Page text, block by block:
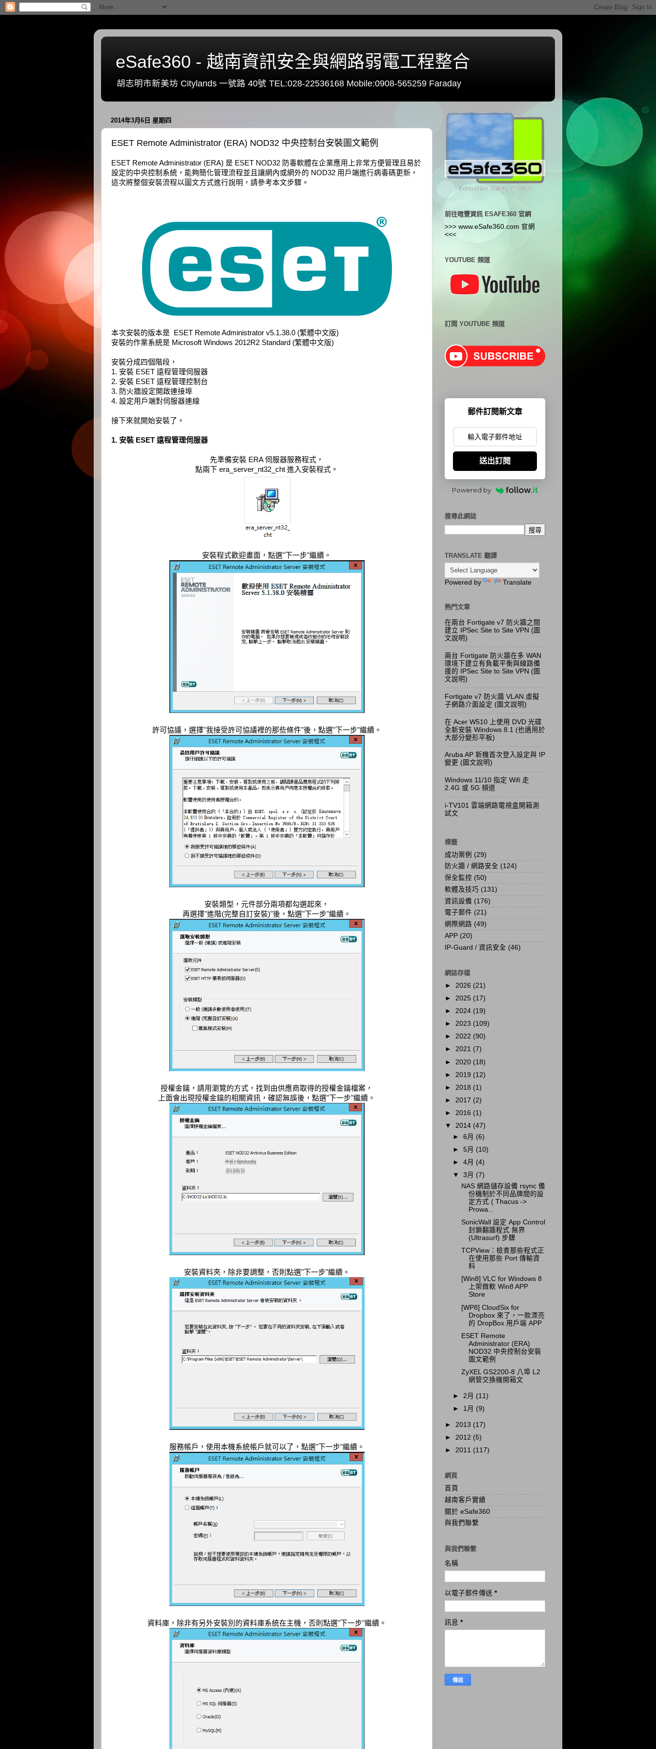
eSafe360 - 越南資訊安全與網路弱電工程整合
胡志明市新美坊 Citylands 一號路 40號 TEL:028-22536168 Mobile:0908-565259 Faraday
2014年3月6日 星期四
ESET Remote Administrator (ERA) NOD32 中央控制台安裝圖文範例
ESET Remote Administrator (ERA) 是 ESET NOD32 防毒軟體在企業應用上非常方便管理且易於
設定的中央控制系統，能夠簡化管理流程並且讓網內或網外的 NOD32 用戶端進行病毒碼更新，
這次將整個安裝流程以圖文方式進行說明，請參考本文步驟。
本次安裝的版本是 ESET Remote Administrator v5.1.38.0 (繁體中文版)
安裝的作業系統是 Microsoft Windows 2012R2 Standard (繁體中文版)
安裝分成四個階段，
1. 安裝 ESET 遠程管理伺服器
2. 安裝 ESET 遠程管理控制台
3. 防火牆設定開啟連接埠
4. 設定用戶端對伺服器連線
接下來就開始安裝了。
1. 安裝 ESET 遠程管理伺服器
先準備安裝 ERA 伺服器服務程式，
點兩下 era_server_nt32_cht 進入安裝程式。
安裝程式歡迎畫面，點選"下一步"繼續。
許可協議，選擇"我接受許可協議裡的那些條件"後，點選"下一步"繼續。
安裝類型，元件部分兩項都勾選起來，
再選擇"進階(完整自訂安裝)"後，點選"下一步"繼續。
授權金鑰，請用瀏覽的方式，找到由供應商取得的授權金鑰檔案，
上面會出現授權金鑰的相關資訊，確認無誤後，點選"下一步"繼續。
安裝資料夾，除非要調整，否則點選"下一步"繼續。
服務帳戶，使用本機系統帳戶就可以了，點選"下一步"繼續。
資料庫，除非有另外安裝別的資料庫系統在主機，否則點選"下一步"繼續。
前往暄豐資訊 ESAFE360 官網
>>> www.eSafe360.com 官網
<<<
YOUTUBE 頻道
訂閱 YOUTUBE 頻道
郵件訂閱新文章
送出訂閱
Powered by
搜尋此網誌
TRANSLATE 翻譯
Powered by Translate
熱門文章
在兩台 Fortigate v7 防火牆之間
建立 IPSec Site to Site VPN (圖
文說明)
兩台 Fortigate 防火牆在多 WAN
環境下建立有負載平衡與線路備
援的 IPSec Site to Site VPN (圖
文說明)
Fortigate v7 防火牆 VLAN 虛擬
子網路介面設定 (圖文說明)
在 Acer W510 上使用 DVD 光碟
全新安裝 Windows 8.1 (也適用於
大部分變形平板)
Aruba AP 新機首次登入設定與 IP
變更 (圖文說明)
Windows 11/10 指定 Wifi 走
2.4G 或 5G 頻道
i-TV101 雲端網路電視盒開箱測
試文
標籤
成功案例 (29)
防火牆 / 網路安全 (124)
保全監控 (50)
軟體及技巧 (131)
資訊設備 (176)
電子郵件 (21)
網際網路 (49)
APP (20)
IP-Guard / 資訊安全 (46)
網誌存檔
► 2026 (21)
► 2025 (17)
► 2024 (19)
► 2023 (109)
► 2022 (90)
► 2021 (7)
► 2020 (18)
► 2019 (12)
► 2018 (1)
► 2017 (2)
► 2016 (1)
▼ 2014 (47)
►6月 (6)
►5月 (10)
►4月 (4)
▼3月 (7)
NAS 網路儲存設備 rsync 備
份機制於不同品牌間的設
定方式 ( Thacus ->
Prowa...
SonicWall 設定 App Control
封鎖翻牆程式 無界
(Ultrasurf) 步驟
TCPView：檢查那些程式正
在使用那些 Port 傳輸資
料
[Win8] VLC for Windows 8
上架微軟 Win8 APP
Store
[WP8] CloudSix for
Dropbox 來了，一款漂亮
的 DropBox 用戶端 APP
ESET Remote
Administrator (ERA)
NOD32 中央控制台安裝
圖文範例
ZyXEL GS2200-8 八埠 L2
網管交換機開箱文
► 2月 (11)
► 1月 (9)
► 2013 (17)
► 2012 (5)
► 2011 (117)
網頁
首頁
越南客戶實績
關於 eSafe360
與我們聯繫
與我們聯繫
名稱
以電子郵件傳送 *
訊息 *